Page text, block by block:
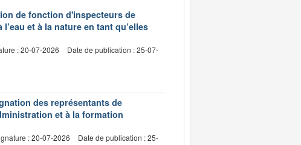
de fonction d'inspecteurs de
et à la nature en tant qu’elles
: 20-07-2026
Date de publication : 25-07-
des représentants de
et à la formation
: 20-07-2026
Date de publication : 25-